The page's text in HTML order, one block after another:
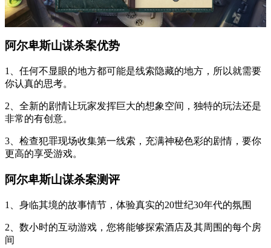
阿尔卑斯山谋杀案优势
1、任何不显眼的地方都可能是线索隐藏的地方，所以就需要
你认真的思考。
2、全新的剧情让玩家发挥巨大的想象空间，独特的玩法还是
非常的有创意。
3、检查犯罪现场收集第一线索，充满神秘色彩的剧情，要你
更高的享受游戏。
阿尔卑斯山谋杀案测评
1、身临其境的故事情节，体验真实的20世纪30年代的氛围
2、数小时的互动游戏，您将能够探索酒店及其周围的每个房
间